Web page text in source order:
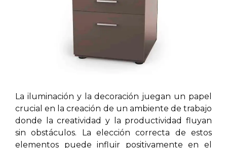
La iluminación y la decoración juegan un papel
crucial en la creación de un ambiente de trabajo
donde la creatividad y la productividad fluyan
sin obstáculos. La elección correcta de estos
elementos puede influir positivamente en el